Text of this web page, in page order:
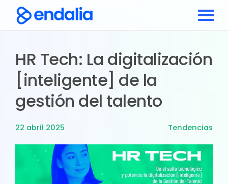
HR Tech: La digitalización
[inteligente] de la
gestión del talento
22 abril 2025 Tendencias